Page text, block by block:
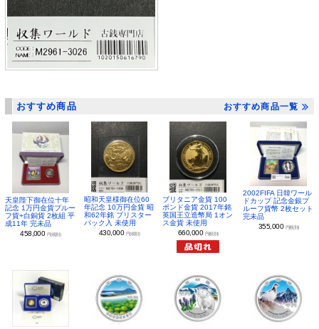
おすすめ商品 おすすめ商品一覧
天皇陛下御在位十年
記念 1万円金貨プルー
フ貨+白銅貨 2枚組 平
成11年 完未品
458,000 円(税別)
昭和天皇様御在位60
年記念 10万円金貨 昭
和62年銘 ブリスター
パック入 未使用
430,000 円(税別)
ブリタニア金貨 100
ポンド金貨 2017年銘
英国王立造幣局 1オン
ス金貨 未使用
660,000 円(税別)
2002FIFA 日韓ワール
ドカップ 記念金銀プ
ルーフ貨幣 2枚セット
完未品
355,000 円(税別)